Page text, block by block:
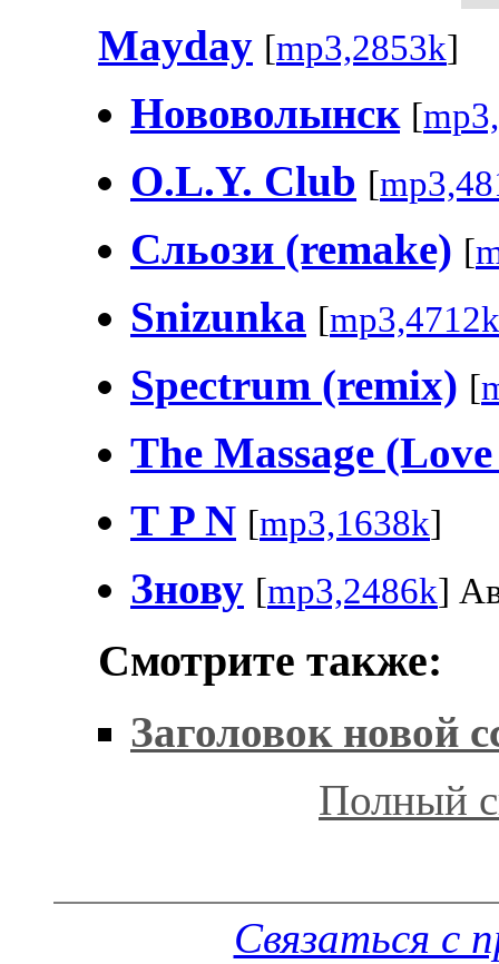
Mayday [mp3,2853k]
Нововолынск [
O.L.Y. Club [
Сльози (remake) [
Snizunka [mp3,4712k
Spectrum (remix) [
The Massage
T P N [mp3,1638k]
Знову [mp3,2486k]
Смотрите также:
Заголовок новой
Полный
Связаться с